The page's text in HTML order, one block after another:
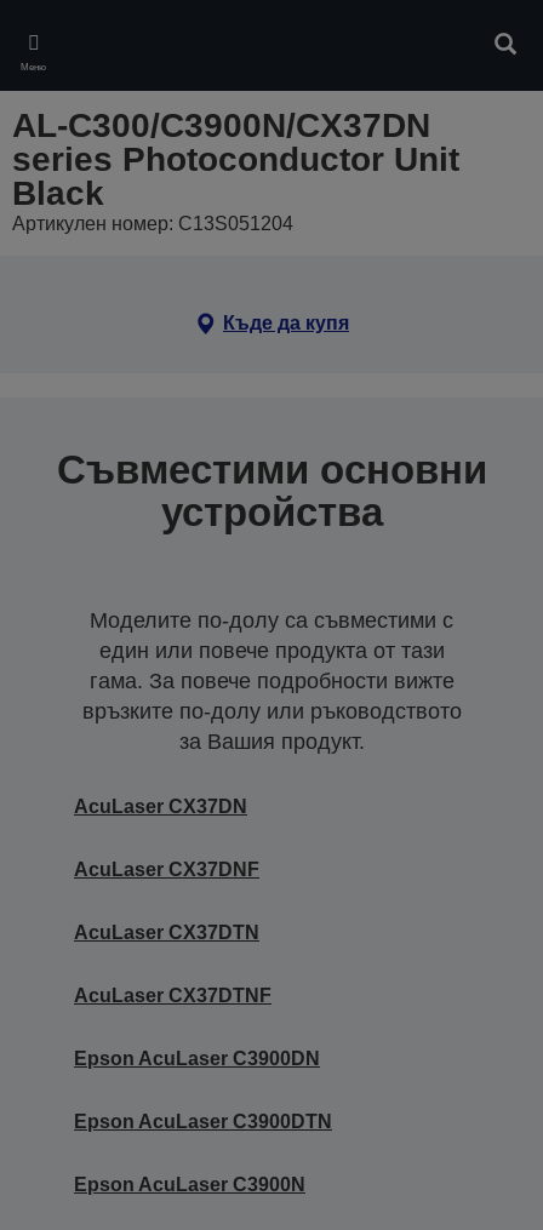
main
content
Меню
AL-C300/C3900N/CX37DN
series Photoconductor Unit
Black
Артикулен номер: C13S051204
Къде да купя
Съвместими основни
устройства
Моделите по-долу са съвместими с
един или повече продукта от тази
гама. За повече подробности вижте
връзките по-долу или ръководството
за Вашия продукт.
AcuLaser CX37DN
AcuLaser CX37DNF
AcuLaser CX37DTN
AcuLaser CX37DTNF
Epson AcuLaser C3900DN
Epson AcuLaser C3900DTN
Epson AcuLaser C3900N